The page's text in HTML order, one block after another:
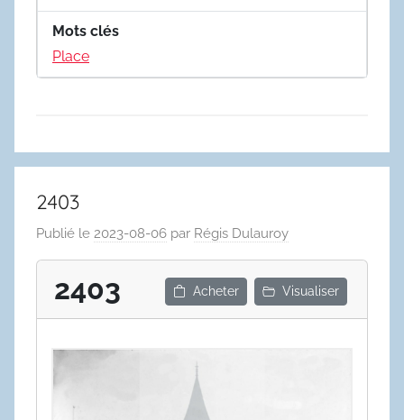
Mots clés
Place
2403
Publié le 2023-08-06 par Régis Dulauroy
2403 Acheter Visualiser